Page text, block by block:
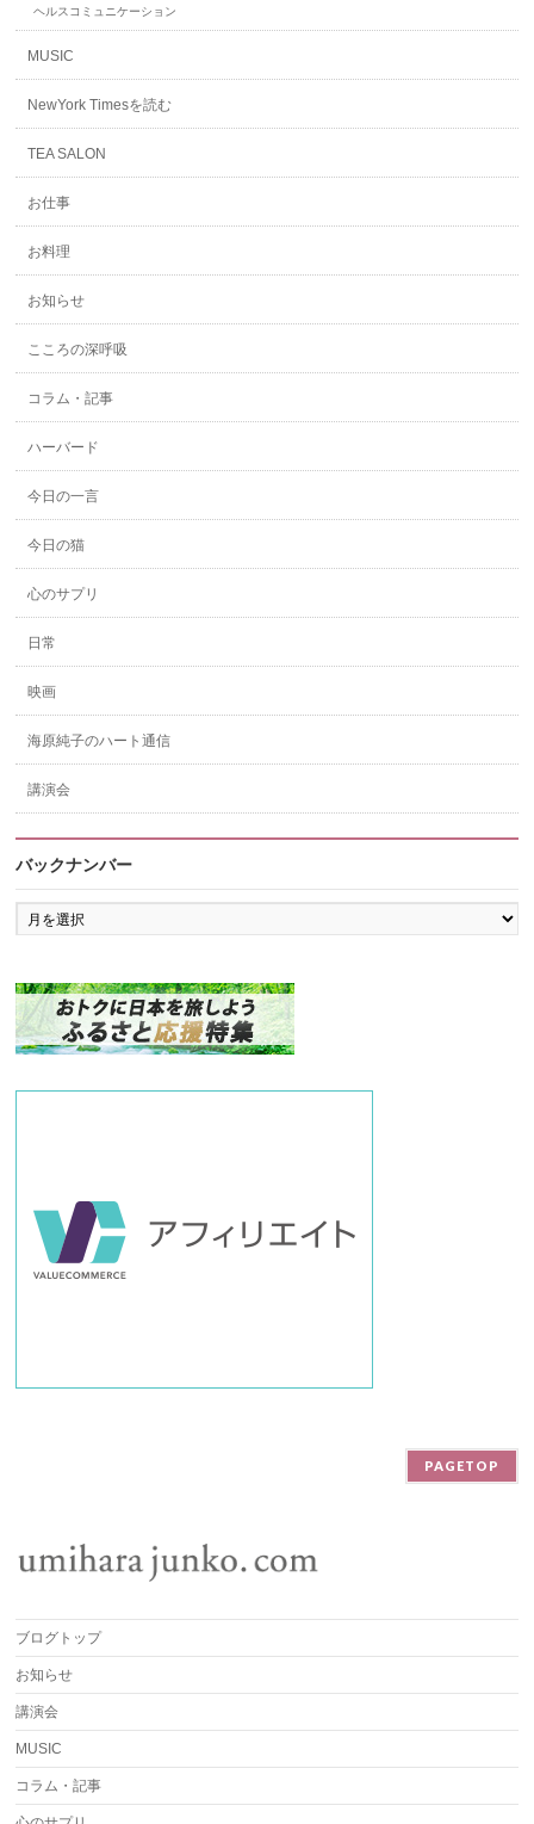
ヘルスコミュニケーション
MUSIC
NewYork Timesを読む
TEA SALON
お仕事
お料理
お知らせ
こころの深呼吸
コラム・記事
ハーバード
今日の一言
今日の猫
心のサプリ
日常
映画
海原純子のハート通信
講演会
バックナンバー
バ
ッ
ン
バ
ー
PAGETOP
ブログトップ
お知らせ
講演会
MUSIC
コラム・記事